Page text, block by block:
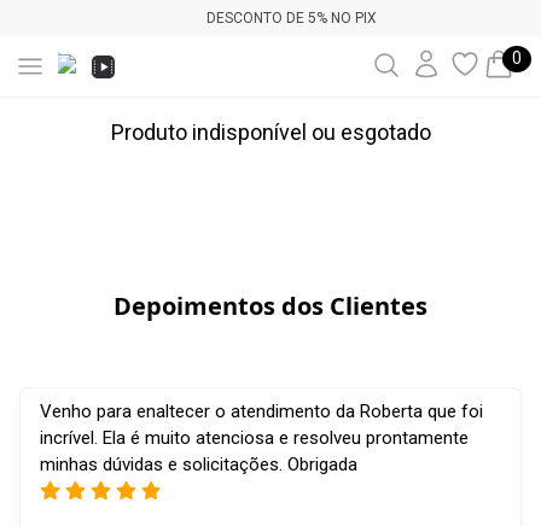
DESCONTO DE 5% NO PIX
0
Produto indisponível ou esgotado
Depoimentos dos Clientes
Venho para enaltecer o atendimento da Roberta que foi
incrível. Ela é muito atenciosa e resolveu prontamente
minhas dúvidas e solicitações. Obrigada